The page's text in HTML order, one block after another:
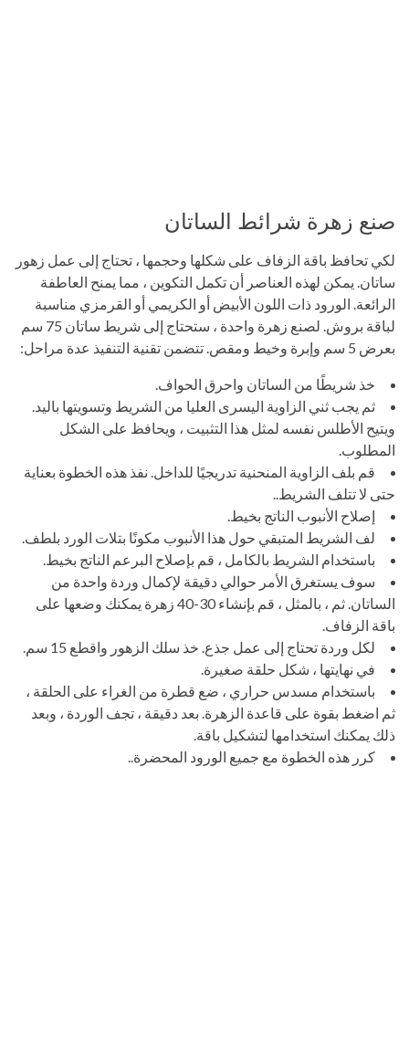
صنع زهرة شرائط الساتان
لكي تحافظ باقة الزفاف على شكلها وحجمها ، تحتاج إلى عمل زهور
ساتان. يمكن لهذه العناصر أن تكمل التكوين ، مما يمنح العاطفة
الرائعة. الورود ذات اللون الأبيض أو الكريمي أو القرمزي مناسبة
لباقة بروش. لصنع زهرة واحدة ، ستحتاج إلى شريط ساتان 75 سم
بعرض 5 سم وإبرة وخيط ومقص. تتضمن تقنية التنفيذ عدة مراحل:
خذ شريطًا من الساتان واحرق الحواف.
ثم يجب ثني الزاوية اليسرى العليا من الشريط وتسويتها باليد.
ويتيح الأطلس نفسه لمثل هذا التثبيت ، ويحافظ على الشكل
المطلوب.
قم بلف الزاوية المنحنية تدريجيًا للداخل. نفذ هذه الخطوة بعناية
حتى لا تتلف الشريط..
إصلاح الأنبوب الناتج بخيط.
لف الشريط المتبقي حول هذا الأنبوب مكونًا بتلات الورد بلطف.
باستخدام الشريط بالكامل ، قم بإصلاح البرعم الناتج بخيط.
سوف يستغرق الأمر حوالي دقيقة لإكمال وردة واحدة من
الساتان. ثم ، بالمثل ، قم بإنشاء 30-40 زهرة يمكنك وضعها على
باقة الزفاف.
لكل وردة تحتاج إلى عمل جذع. خذ سلك الزهور واقطع 15 سم.
في نهايتها ، شكل حلقة صغيرة.
باستخدام مسدس حراري ، ضع قطرة من الغراء على الحلقة ،
ثم اضغط بقوة على قاعدة الزهرة. بعد دقيقة ، تجف الوردة ، وبعد
ذلك يمكنك استخدامها لتشكيل باقة.
كرر هذه الخطوة مع جميع الورود المحضرة..